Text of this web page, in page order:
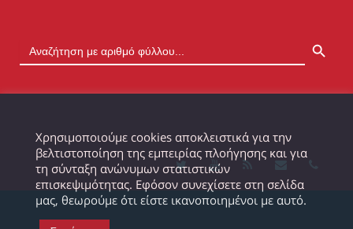
Χρησιμοποιούμε cookies αποκλειστικά για την
βελτιστοποίηση της εμπειρίας πλοήγησης και για
τη σύνταξη ανώνυμων στατιστικών
επισκεψιμότητας. Εφόσον συνεχίσετε στη σελίδα
μας, θεωρούμε ότι είστε ικανοποιημένοι με αυτό.